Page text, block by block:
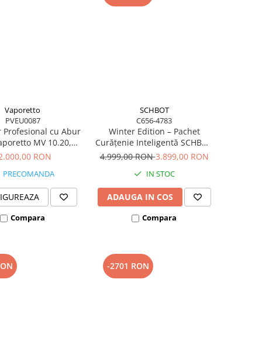
Vaporetto
PVEU0087
Profesional cu Abur
MV 10.20,
Injecție/Extracție,
155°C. Gri
RON
PRECOMANDA
Compara
SCHBOT
C656-4783
Winter Edition – Pachet
Curățenie Inteligentă SCHBOT
| Robot Aspirare F1 + Robot
4.999,00 RON3.899,00 RON
IN STOC
ADAUGA IN COS
Compara
-2701 RON